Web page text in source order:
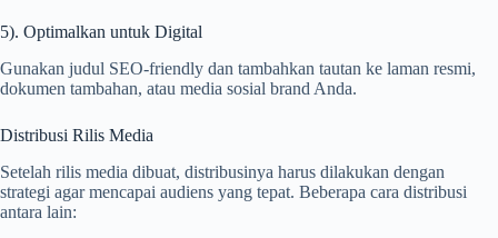
5). Optimalkan untuk Digital
Gunakan judul SEO-friendly dan tambahkan tautan ke laman resmi,
dokumen tambahan, atau media sosial brand Anda.
Distribusi Rilis Media
Setelah rilis media dibuat, distribusinya harus dilakukan dengan
strategi agar mencapai audiens yang tepat. Beberapa cara distribusi
antara lain: